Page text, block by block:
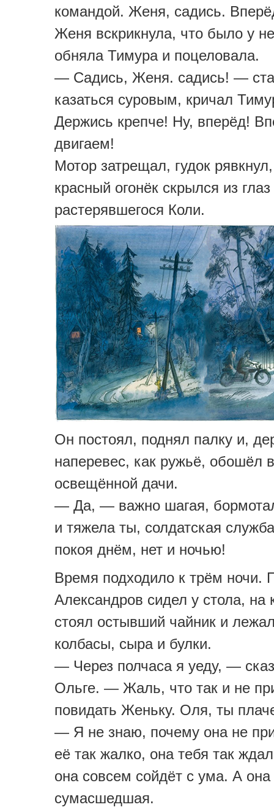
командой. Женя, садись.
Женя вскрикнула, что было у
обняла Тимура и поцеловала.
— Садись, Женя. садись! —
казаться суровым, кричал
Держись крепче! Ну, вперёд!
двигаем!
Мотор затрещал, гудок
красный огонёк скрылся из глаз
растерявшегося Коли.
Он постоял, поднял палку и,
наперевес, как ружьё, обошёл
освещённой дачи.
— Да, — важно шагая,
и тяжела ты, солдатская
покоя днём, нет и ночью!
Время подходило к трём ночи.
Александров сидел у стола, на
стоял остывший чайник и
колбасы, сыра и булки.
— Через полчаса я уеду, —
Ольге. — Жаль, что так и не
повидать Женьку. Оля, ты
— Я не знаю, почему она не
её так жалко, она тебя так
она совсем сойдёт с ума. А она
сумасшедшая.